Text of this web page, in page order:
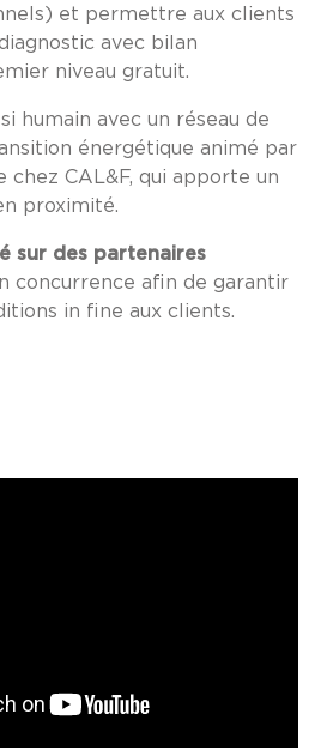
et permettre aux clients
avec bilan
niveau gratuit.
humain avec un réseau de
énergétique animé par
chez CAL&F, qui apporte un
proximité.
sur des partenaires
concurrence afin de garantir
in fine aux clients.